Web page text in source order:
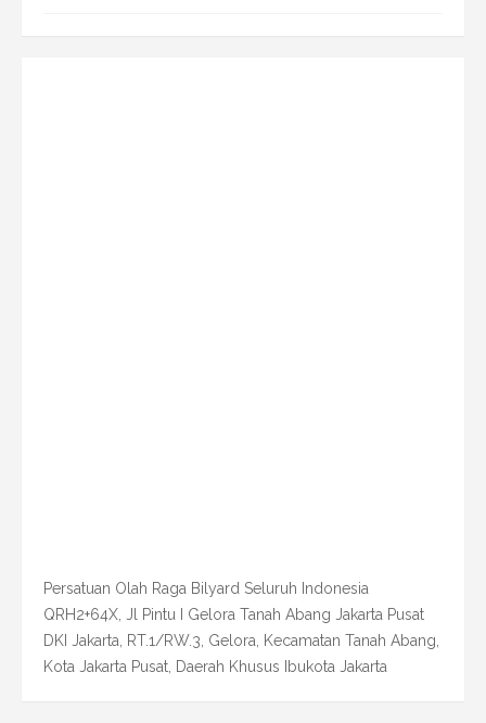
Persatuan Olah Raga Bilyard Seluruh Indonesia
QRH2+64X, Jl Pintu I Gelora Tanah Abang Jakarta Pusat
DKI Jakarta, RT.1/RW.3, Gelora, Kecamatan Tanah Abang,
Kota Jakarta Pusat, Daerah Khusus Ibukota Jakarta